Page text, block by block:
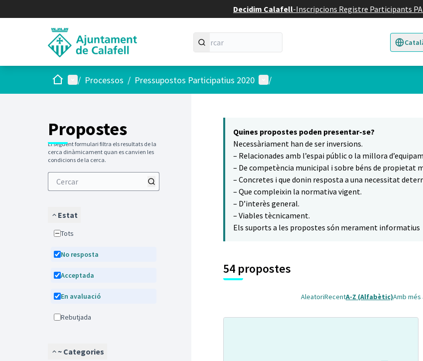
Decidim Calafell-Inscripcions Registre Participants
Triar la
Inici Menú principal
/ Processos / Pressupostos Participatius 2020 Menú d'usuari
/
Propostes
El següent formulari filtra els resultats de la
cerca dinàmicament quan es canvien les
condicions de la cerca.
Estat
Tots
No resposta
Acceptada
En avaluació
Rebutjada
~ Categories
Quines propostes poden presentar-se?
Necessàriament han de ser inversions.
– Relacionades amb l’espai públic o la millora
– De competència municipal i sobre béns de propietat
– Concretes i que donin resposta a una necessitat
– Que compleixin la normativa vigent.
– D’interès general.
– Viables tècnicament.
Els suports a les propostes són merament informatius
54 propostes
AleatoriRecentA-Z (Alfabètic)Amb més